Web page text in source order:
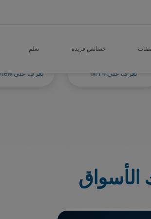
خصائص فريدة تعلم
تعرف على MT4 تعرف على TradingView
الأسواق